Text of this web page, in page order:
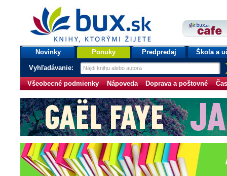
bux.sk
knihy, ktorými žijete
Úvodná stránka
Novinky Ponuky Predpredaj Škola a
Vyhľadávanie:
Všeobecné podmienky Nápoveda Doprava a poštovné